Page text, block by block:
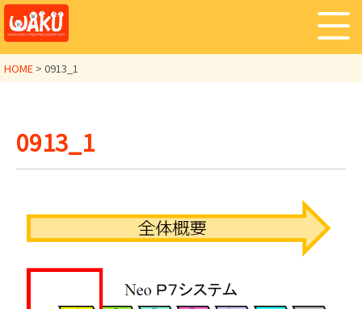
HOME > 0913_1
0913_1